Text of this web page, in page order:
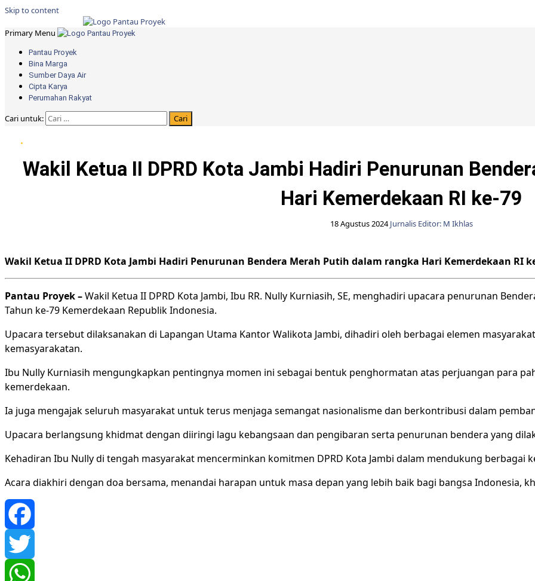
Skip to content
Primary Menu
Pantau Proyek
Bina Marga
Sumber Daya Air
Cipta Karya
Perumahan Rakyat
Cari untuk:
Wakil Ketua II DPRD Kota Jambi Hadiri Penurunan
Hari Kemerdekaan RI ke-79
18 Agustus 2024Jurnalis Editor: M Ikhlas
Wakil Ketua II DPRD Kota Jambi Hadiri Penurunan Bendera Merah Putih dalam rangka Hari Kemerdekaan RI
Pantau Proyek –Wakil Ketua II DPRD Kota Jambi, Ibu RR. Nully Kurniasih, SE, menghadiri upacara penurunan
Tahun ke-79 Kemerdekaan Republik Indonesia.
Upacara tersebut dilaksanakan di Lapangan Utama Kantor Walikota Jambi, dihadiri oleh berbagai elemen
kemasyarakatan.
Ibu Nully Kurniasih mengungkapkan pentingnya momen ini sebagai bentuk penghormatan atas perjuangan para
kemerdekaan.
Ia juga mengajak seluruh masyarakat untuk terus menjaga semangat nasionalisme dan berkontribusi dalam
Upacara berlangsung khidmat dengan diiringi lagu kebangsaan dan pengibaran serta penurunan bendera yang
Kehadiran Ibu Nully di tengah masyarakat mencerminkan komitmen DPRD Kota Jambi dalam mendukung berbagai
Acara diakhiri dengan doa bersama, menandai harapan untuk masa depan yang lebih baik bagi bangsa Indonesia,
Facebook
Twitter